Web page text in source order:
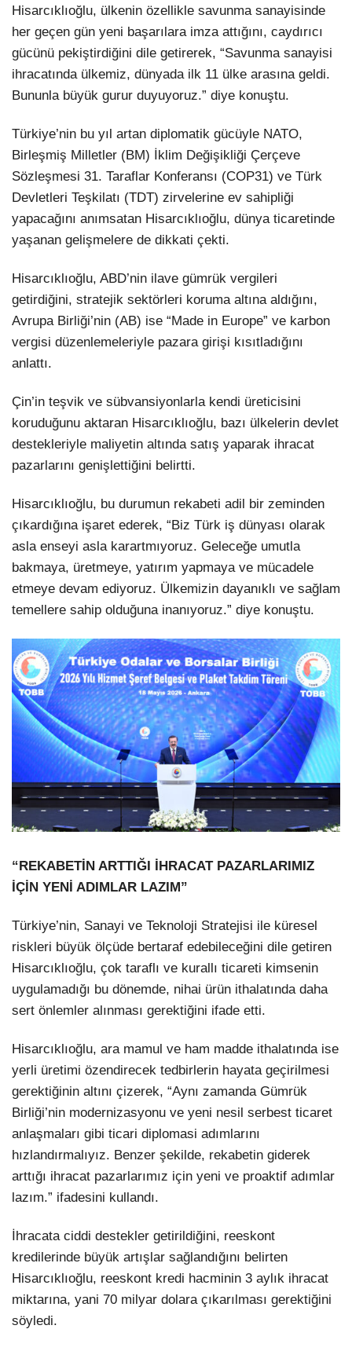
Hisarcıklıoğlu, ülkenin özellikle savunma sanayisinde
her geçen gün yeni başarılara imza attığını, caydırıcı
gücünü pekiştirdiğini dile getirerek, “Savunma sanayisi
ihracatında ülkemiz, dünyada ilk 11 ülke arasına geldi.
Bununla büyük gurur duyuyoruz.” diye konuştu.
Türkiye’nin bu yıl artan diplomatik gücüyle NATO,
Birleşmiş Milletler (BM) İklim Değişikliği Çerçeve
Sözleşmesi 31. Taraflar Konferansı (COP31) ve Türk
Devletleri Teşkilatı (TDT) zirvelerine ev sahipliği
yapacağını anımsatan Hisarcıklıoğlu, dünya ticaretinde
yaşanan gelişmelere de dikkati çekti.
Hisarcıklıoğlu, ABD’nin ilave gümrük vergileri
getirdiğini, stratejik sektörleri koruma altına aldığını,
Avrupa Birliği’nin (AB) ise “Made in Europe” ve karbon
vergisi düzenlemeleriyle pazara girişi kısıtladığını
anlattı.
Çin’in teşvik ve sübvansiyonlarla kendi üreticisini
koruduğunu aktaran Hisarcıklıoğlu, bazı ülkelerin devlet
destekleriyle maliyetin altında satış yaparak ihracat
pazarlarını genişlettiğini belirtti.
Hisarcıklıoğlu, bu durumun rekabeti adil bir zeminden
çıkardığına işaret ederek, “Biz Türk iş dünyası olarak
asla enseyi asla karartmıyoruz. Geleceğe umutla
bakmaya, üretmeye, yatırım yapmaya ve mücadele
etmeye devam ediyoruz. Ülkemizin dayanıklı ve sağlam
temellere sahip olduğuna inanıyoruz.” diye konuştu.
“REKABETİN ARTTIĞI İHRACAT PAZARLARIMIZ
İÇİN YENİ ADIMLAR LAZIM”
Türkiye’nin, Sanayi ve Teknoloji Stratejisi ile küresel
riskleri büyük ölçüde bertaraf edebileceğini dile getiren
Hisarcıklıoğlu, çok taraflı ve kurallı ticareti kimsenin
uygulamadığı bu dönemde, nihai ürün ithalatında daha
sert önlemler alınması gerektiğini ifade etti.
Hisarcıklıoğlu, ara mamul ve ham madde ithalatında ise
yerli üretimi özendirecek tedbirlerin hayata geçirilmesi
gerektiğinin altını çizerek, “Aynı zamanda Gümrük
Birliği’nin modernizasyonu ve yeni nesil serbest ticaret
anlaşmaları gibi ticari diplomasi adımlarını
hızlandırmalıyız. Benzer şekilde, rekabetin giderek
arttığı ihracat pazarlarımız için yeni ve proaktif adımlar
lazım.” ifadesini kullandı.
İhracata ciddi destekler getirildiğini, reeskont
kredilerinde büyük artışlar sağlandığını belirten
Hisarcıklıoğlu, reeskont kredi hacminin 3 aylık ihracat
miktarına, yani 70 milyar dolara çıkarılması gerektiğini
söyledi.